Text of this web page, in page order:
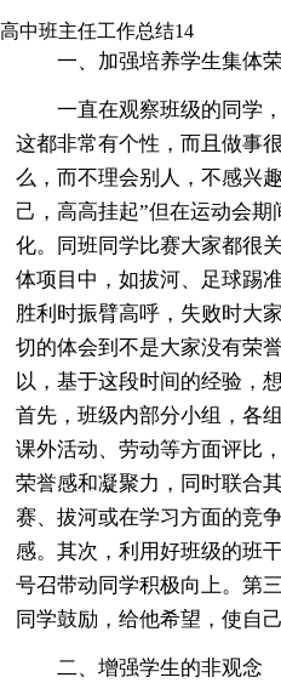
高中班主任工作总结14
一、加强培养学生集体荣
一直在观察班级的同学
这都非常有个性，而且做事
么，而不理会别人，不感兴
己，高高挂起”但在运动会
化。同班同学比赛大家都很
体项目中，如拔河、足球踢
胜利时振臂高呼，失败时大
切的体会到不是大家没有荣
以，基于这段时间的经验，
首先，班级内部分小组，各
课外活动、劳动等方面评比
荣誉感和凝聚力，同时联合
赛、拔河或在学习方面的竞
感。其次，利用好班级的班
号召带动同学积极向上。第
同学鼓励，给他希望，使自
二、增强学生的非观念